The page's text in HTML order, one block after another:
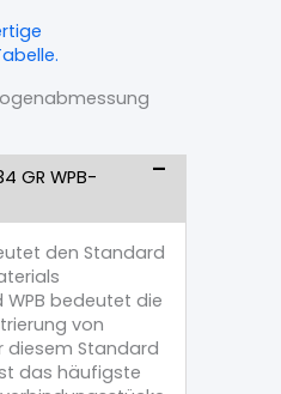
GR WPB-
den Standard
bedeutet die
von
diesem Standard
das häufigste